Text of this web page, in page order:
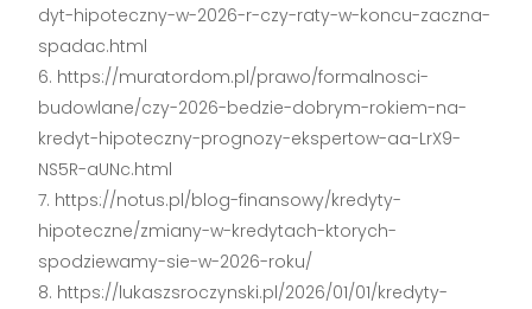
dyt-hipoteczny-w-2026-r-czy-raty-w-koncu-zaczna-
spadac.html
https://muratordom.pl/prawo/formalnosci-
budowlane/czy-2026-bedzie-dobrym-rokiem-na-
kredyt-hipoteczny-prognozy-ekspertow-aa-LrX9-
NS5R-aUNc.html
https://notus.pl/blog-finansowy/kredyty-
hipoteczne/zmiany-w-kredytach-ktorych-
spodziewamy-sie-w-2026-roku/
https://lukaszsroczynski.pl/2026/01/01/kredyty-